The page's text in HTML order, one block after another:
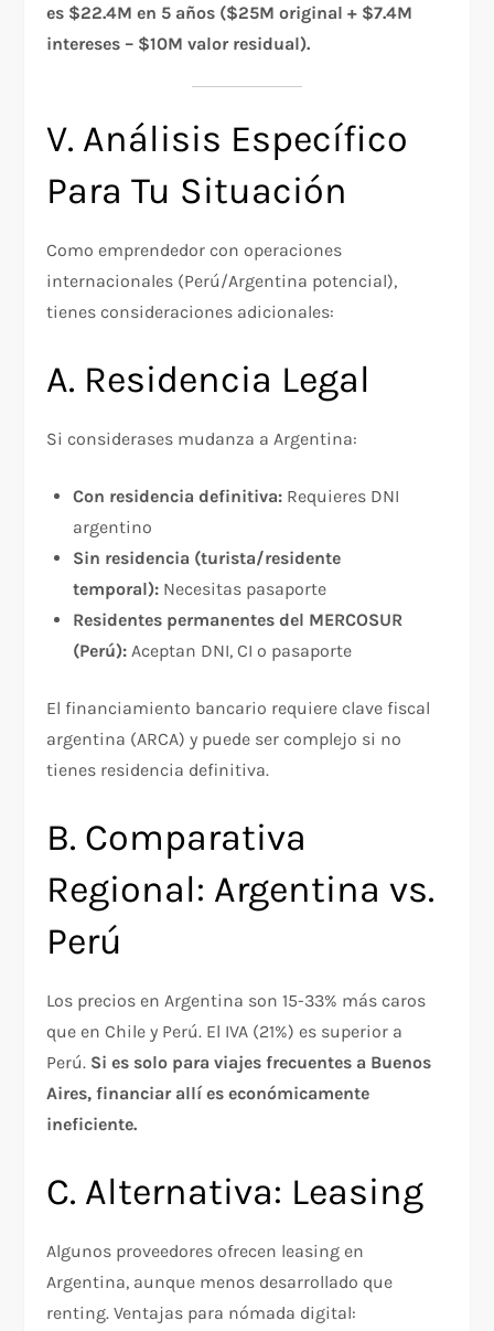
es $22.4M en 5 años ($25M original + $7.4M
intereses – $10M valor residual).
V. Análisis Específico
Para Tu Situación
Como emprendedor con operaciones
internacionales (Perú/Argentina potencial),
tienes consideraciones adicionales:
A. Residencia Legal
Si considerases mudanza a Argentina:​
Con residencia definitiva: Requieres DNI
argentino
Sin residencia (turista/residente
temporal): Necesitas pasaporte
Residentes permanentes del MERCOSUR
(Perú): Aceptan DNI, CI o pasaporte
El financiamiento bancario requiere clave fiscal
argentina (ARCA) y puede ser complejo si no
tienes residencia definitiva.
B. Comparativa
Regional: Argentina vs.
Perú
Los precios en Argentina son 15-33% más caros
que en Chile y Perú. El IVA (21%) es superior a
Perú. Si es solo para viajes frecuentes a Buenos
Aires, financiar allí es económicamente
ineficiente.
C. Alternativa: Leasing
Algunos proveedores ofrecen leasing en
Argentina, aunque menos desarrollado que
renting. Ventajas para nómada digital: